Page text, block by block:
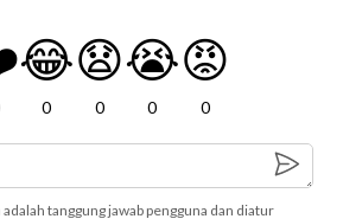
😂
0
😧
0
😭
0
😡
0
tanggung jawab pengguna dan diatur